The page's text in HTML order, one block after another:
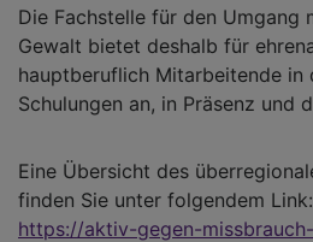
Die Fachstelle für den Umgang
Gewalt bietet deshalb für
hauptberuflich Mitarbeitende in
Schulungen an, in Präsenz und
Eine Übersicht des
finden Sie unter folgendem Link:
https://aktiv-gegen-missbrauch-